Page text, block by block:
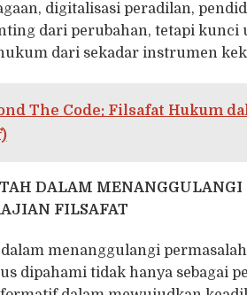
digitalisasi peradilan,
dari perubahan, tetapi kunci
dari sekadar instrumen
The Code: Filsafat Hukum
DALAM
FILSAFAT
menanggulangi
dipahami tidak hanya sebagai